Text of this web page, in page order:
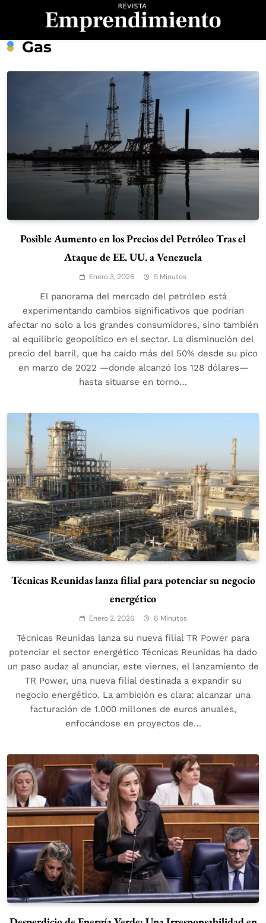
Revista
Emprendimiento
Gas
Posible Aumento en los Precios del Petróleo Tras el
Ataque de EE. UU. a Venezuela
Enero 3, 2026 5 Minutos
El panorama del mercado del petróleo está
experimentando cambios significativos que podrían
afectar no solo a los grandes consumidores, sino también
al equilibrio geopolítico en el sector. La disminución del
precio del barril, que ha caído más del 50% desde su pico
en marzo de 2022 —donde alcanzó los 128 dólares—
hasta situarse en torno…
Técnicas Reunidas lanza filial para potenciar su negocio
energético
Enero 2, 2026 6 Minutos
Técnicas Reunidas lanza su nueva filial TR Power para
potenciar el sector energético Técnicas Reunidas ha dado
un paso audaz al anunciar, este viernes, el lanzamiento de
TR Power, una nueva filial destinada a expandir su
negocio energético. La ambición es clara: alcanzar una
facturación de 1.000 millones de euros anuales,
enfocándose en proyectos de…